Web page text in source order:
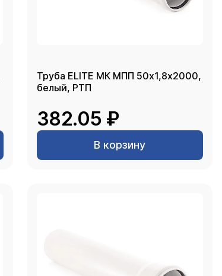
Труба ELITE МК МПП 50х1,8х2000,
белый, РТП
382.05 ₽
В корзину